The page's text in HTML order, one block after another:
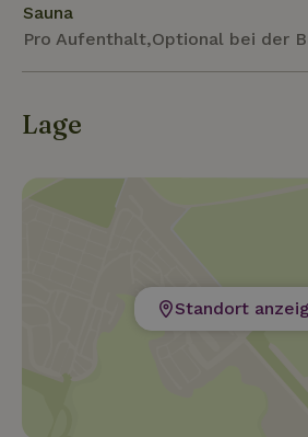
Sauna
Pro Aufenthalt,Optional bei der
Lage
Standort